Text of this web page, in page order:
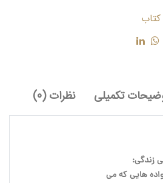
کتاب
تکمیلی نظرات (0)
زندگی:
هایی که می